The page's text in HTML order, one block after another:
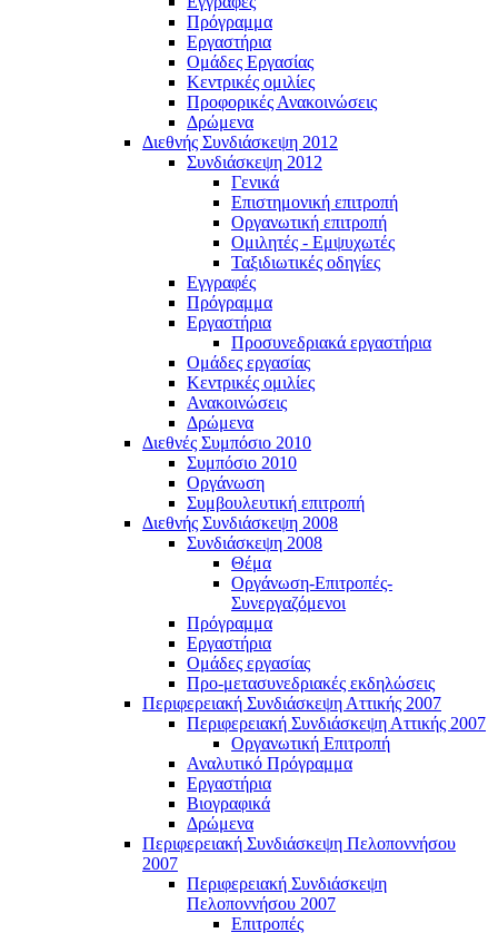
Πρόγραμμα
Εργαστήρια
Ομάδες Εργασίας
Κεντρικές ομιλίες
Προφορικές Ανακοινώσεις
Δρώμενα
Διεθνής Συνδιάσκεψη 2012
Συνδιάσκεψη 2012
Γενικά
Επιστημονική επιτροπή
Οργανωτική επιτροπή
Ομιλητές - Εμψυχωτές
Ταξιδιωτικές οδηγίες
Εγγραφές
Πρόγραμμα
Εργαστήρια
Προσυνεδριακά εργαστήρια
Ομάδες εργασίας
Κεντρικές ομιλίες
Ανακοινώσεις
Δρώμενα
Διεθνές Συμπόσιο 2010
Συμπόσιο 2010
Οργάνωση
Συμβουλευτική επιτροπή
Διεθνής Συνδιάσκεψη 2008
Συνδιάσκεψη 2008
Θέμα
Οργάνωση-Επιτροπές-
Συνεργαζόμενοι
Πρόγραμμα
Εργαστήρια
Ομάδες εργασίας
Προ-μετασυνεδριακές εκδηλώσεις
Περιφερειακή Συνδιάσκεψη Αττικής 2007
Περιφερειακή Συνδιάσκεψη Αττικής 2007
Οργανωτική Επιτροπή
Αναλυτικό Πρόγραμμα
Εργαστήρια
Βιογραφικά
Δρώμενα
Περιφερειακή Συνδιάσκεψη Πελοποννήσου
2007
Περιφερειακή Συνδιάσκεψη
Πελοποννήσου 2007
Επιτροπές